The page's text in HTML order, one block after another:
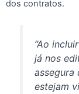
dos contratos.
“Ao
já nos
assegura
estejam